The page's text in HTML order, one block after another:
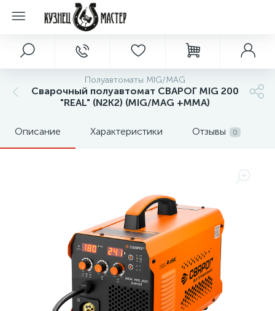
Полуавтоматы MIG/MAG
Сварочный полуавтомат СВАРОГ MIG 200
"REAL" (N2K2) (MIG/MAG +MMA)
Описание Характеристики Отзывы 0